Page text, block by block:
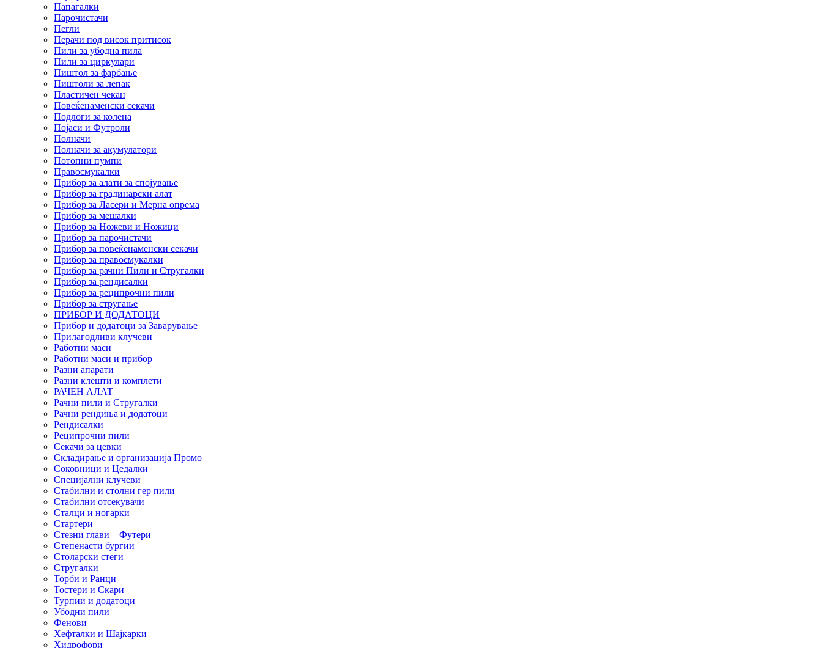
Папагалки
Парочистачи
Пегли
Перачи под висок притисок
Пили за убодна пила
Пили за циркулари
Пиштол за фарбање
Пиштоли за лепак
Пластичен чекан
Повеќенаменски секачи
Подлоги за колена
Појаси и Футроли
Полначи
Полначи за акумулатори
Потопни пумпи
Правосмукалки
Прибор за алати за спојување
Прибор за градинарски алат
Прибор за Ласери и Мерна опрема
Прибор за мешалки
Прибор за Ножеви и Ножици
Прибор за парочистачи
Прибор за повеќенаменски секачи
Прибор за правосмукалки
Прибор за рачни Пили и Стругалки
Прибор за рендисалки
Прибор за реципрочни пили
Прибор за стругање
ПРИБОР И ДОДАТОЦИ
Прибор и додатоци за Заварување
Прилагодливи клучеви
Работни маси
Работни маси и прибор
Разни апарати
Разни клешти и комплети
РАЧЕН АЛАТ
Рачни пили и Стругалки
Рачни рендиња и додатоци
Рендисалки
Реципрочни пили
Секачи за цевки
Складирање и организација Промо
Соковници и Цедалки
Специјални клучеви
Стабилни и столни гер пили
Стабилни отсекувачи
Сталци и ногарки
Стартери
Стезни глави – Футери
Степенасти бургии
Столарски стеги
Стругалки
Торби и Ранци
Тостери и Скари
Турпии и додатоци
Убодни пили
Фенови
Хефталки и Шајкарки
Хидрофори